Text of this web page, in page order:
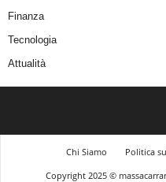
Finanza
Tecnologia
Attualità
Chi Siamo Politica
Copyright 2025 ©